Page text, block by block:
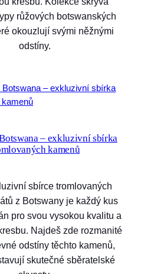
růžových botswanských
okouzlují svými něžnými
odstíny.
– exkluzivní sbírka
kamenů
sbírce tromlovaných
z Botswany je každý kus
pro svou vysokou kvalitu a
Najdeš zde rozmanité
odstíny těchto kamenů,
skutečné sběratelské